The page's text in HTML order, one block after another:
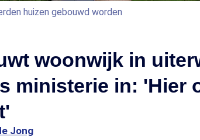
huizen gebouwd worden
woonwijk in
ministerie in: 'Hier
Jong